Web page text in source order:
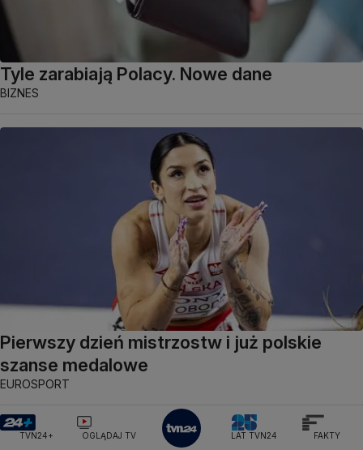
Tyle zarabiają Polacy. Nowe dane
BIZNES
Pierwszy dzień mistrzostw i już polskie
szanse medalowe
EUROSPORT
TVN24+ OGLĄDAJ TV LAT TVN24 FAKTY